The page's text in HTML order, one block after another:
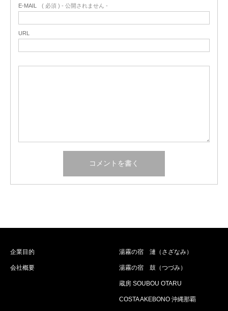
E-MAIL ( 必須 ) - 公開されません -
URL
企業目的
会社概要
湯霧の宿 漣（さざなみ）
湯霧の宿 鼓（つづみ）
蔵房 SOUBOU OTARU
COSTA AKEBONO 沖縄那覇